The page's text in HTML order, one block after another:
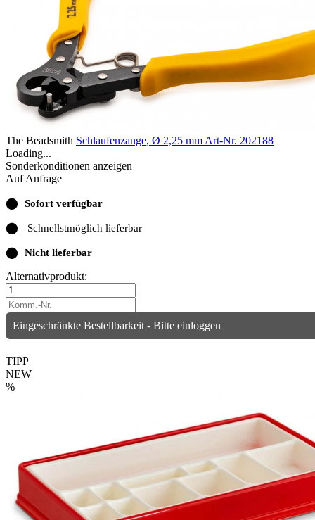
The Beadsmith Schlaufenzange, Ø 2,25 mm Art-Nr. 202188
Loading...
Sonderkonditionen anzeigen
Auf Anfrage
⬤ Sofort verfügbar
⬤ Schnellstmöglich lieferbar
⬤ Nicht lieferbar
Alternativprodukt:
Eingeschränkte Bestellbarkeit - Bitte einloggen
TIPP
NEW
%